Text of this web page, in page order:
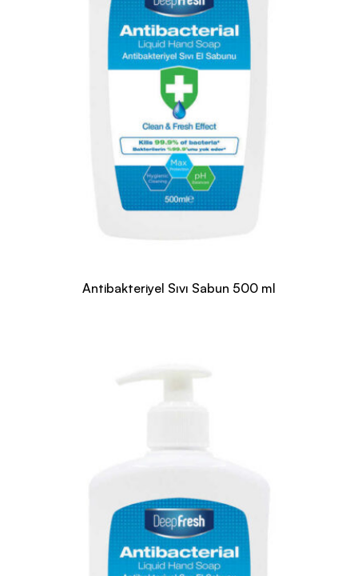
Antibakteriyel Sıvı Sabun 500 ml